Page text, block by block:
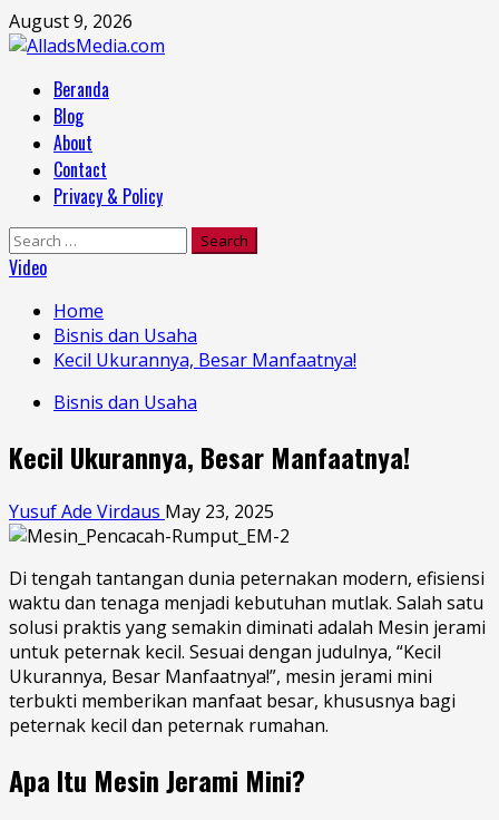
Skip
to
August 9, 2026
MenuBeranda
Blog
About
Contact
Privacy & Policy
Search
for:
Video
Home
Bisnis dan Usaha
Kecil Ukurannya, Besar Manfaatnya!
Bisnis dan Usaha
Kecil Ukurannya, Besar Manfaatnya!
Yusuf Ade Virdaus May 23, 2025
Di tengah tantangan dunia peternakan modern, efisiensi
waktu dan tenaga menjadi kebutuhan mutlak. Salah satu
solusi praktis yang semakin diminati adalah Mesin jerami
untuk peternak kecil. Sesuai dengan judulnya, “Kecil
Ukurannya, Besar Manfaatnya!”, mesin jerami mini
terbukti memberikan manfaat besar, khususnya bagi
peternak kecil dan peternak rumahan.
Apa Itu Mesin Jerami Mini?